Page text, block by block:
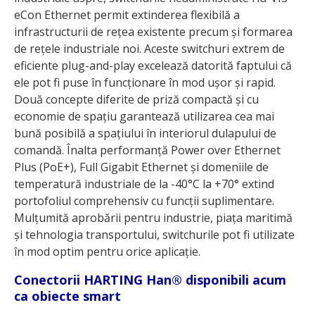
eCon Ethernet permit extinderea flexibilă a
infrastructurii de rețea existente precum și formarea
de rețele industriale noi. Aceste switchuri extrem de
eficiente plug-and-play excelează datorită faptului că
ele pot fi puse în funcționare în mod ușor și rapid.
Două concepte diferite de priză compactă și cu
economie de spațiu garantează utilizarea cea mai
bună posibilă a spațiului în interiorul dulapului de
comandă. Înalta performanță Power over Ethernet
Plus (PoE+), Full Gigabit Ethernet și domeniile de
temperatură industriale de la -40°C la +70° extind
portofoliul comprehensiv cu funcții suplimentare.
Mulțumită aprobării pentru industrie, piața maritimă
și tehnologia transportului, switchurile pot fi utilizate
în mod optim pentru orice aplicație.
Conectorii HARTING Han® disponibili acum
ca obiecte smart